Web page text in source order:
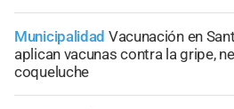
Municipalidad Vacunación en
aplican vacunas contra la gripe,
coqueluche